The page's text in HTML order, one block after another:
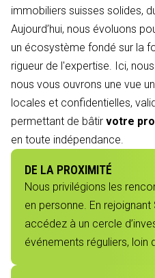
immobiliers suisses solides,
Aujourd’hui, nous évoluons
un écosystème fondé sur la
rigueur de l'expertise. Ici,
nous vous ouvrons une vue
locales et confidentielles,
permettant de bâtir votre
en toute indépendance.
DE LA PROXIMITÉ
Nous privilégions les
en personne. En
accédez à un cercle
événements réguliers,